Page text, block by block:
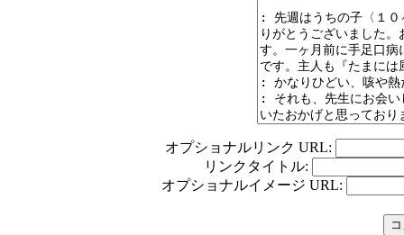
オプショナルリンク URL:
リンクタイトル:
オプショナルイメージ URL: